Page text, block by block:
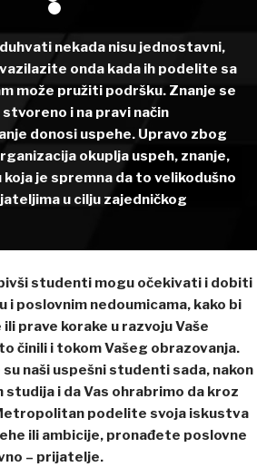
nekada nisu jednostavni,
onda kada ih podelite sa
može pružiti podršku. Znanje se
i na pravi način
donosi uspehe. Upravo zbog
okuplja uspeh, znanje,
je spremna da to velikodušno
u cilju zajedničkog
studenti mogu očekivati i dobiti
i poslovnim nedoumicama, kako bi
prave korake u razvoju Vaše
činili i tokom Vašeg obrazovanja.
naši uspešni studenti sada, nakon
studija i da Vas ohrabrimo da kroz
podelite svoja iskustva
ili ambicije, pronađete poslovne
– prijatelje.